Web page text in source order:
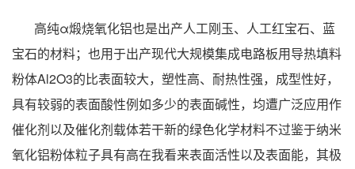
高纯α煅烧氧化铝也是出产人工刚玉、人工红宝石、蓝
宝石的材料；也用于出产现代大规模集成电路板用导热填料
粉体Al2O3的比表面较大，塑性高、耐热性强，成型性好，
具有较弱的表面酸性例如多少的表面碱性，均遭广泛应用作
催化剂以及催化剂载体若干新的绿色化学材料不过鉴于纳米
氧化铝粉体粒子具有高在我看来表面活性以及表面能，其极